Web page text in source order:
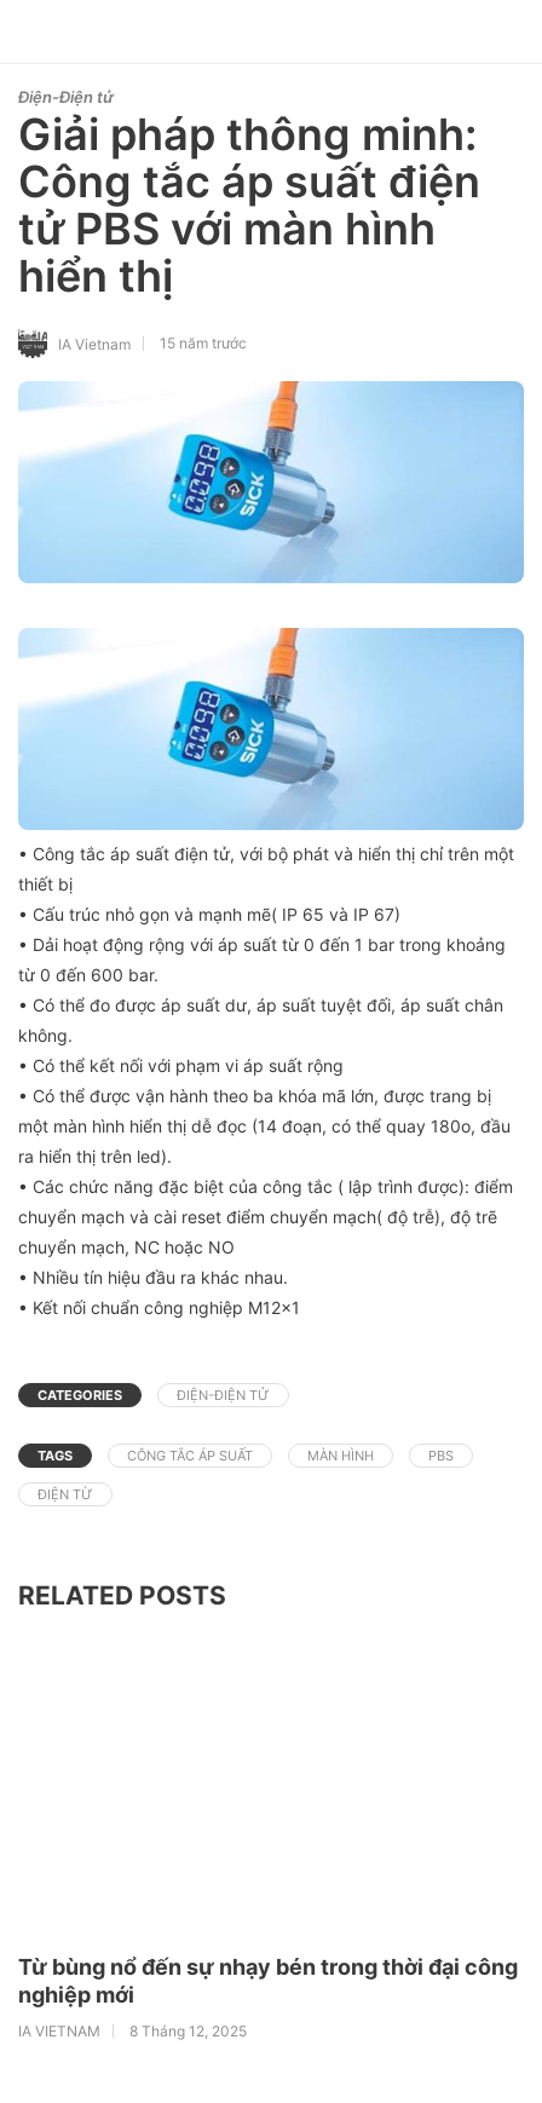
Điện-Điện tử
Giải pháp thông minh:
Công tắc áp suất điện
tử PBS với màn hình
hiển thị
IA Vietnam 15 năm trước
• Công tắc áp suất điện tử, với bộ phát và hiển thị chỉ trên một
thiết bị
• Cấu trúc nhỏ gọn và mạnh mẽ( IP 65 và IP 67)
• Dải hoạt động rộng với áp suất từ 0 đến 1 bar trong khoảng
từ 0 đến 600 bar.
• Có thể đo được áp suất dư, áp suất tuyệt đối, áp suất chân
không.
• Có thể kết nối với phạm vi áp suất rộng
• Có thể được vận hành theo ba khóa mã lớn, được trang bị
một màn hình hiển thị dễ đọc (14 đoạn, có thể quay 180o, đầu
ra hiển thị trên led).
• Các chức năng đặc biệt của công tắc ( lập trình được): điểm
chuyển mạch và cài reset điểm chuyển mạch( độ trễ), độ trẽ
chuyển mạch, NC hoặc NO
• Nhiều tín hiệu đầu ra khác nhau.
• Kết nối chuẩn công nghiệp M12x1
CATEGORIES ĐIỆN-ĐIỆN TỬ
TAGS CÔNG TẮC ÁP SUẤT MÀN HÌNH PBS
ĐIỆN TỪ
RELATED POSTS
Từ bùng nổ đến sự nhạy bén trong thời đại công
nghiệp mới
IA VIETNAM 8 Tháng 12, 2025